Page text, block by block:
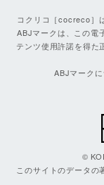
コクリコ［cocreco］
ABJマークは、この電
テンツ使用許諾を得た
ABJマーク
©
このサイトのデータの